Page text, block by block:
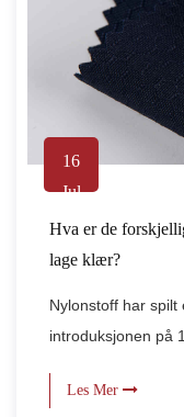
16
Jul
Hva er de
lage klær?
Nylonstoff har spilt
introduksjonen på
Les Mer